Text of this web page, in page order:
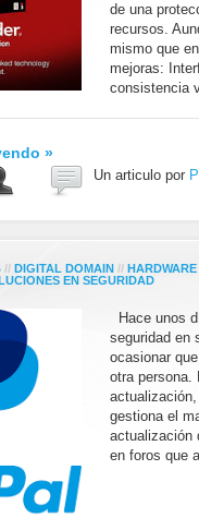
de una
recursos.
mismo que
mejoras:
consistencia
»
Un articulo por
// DIGITAL DOMAIN //
EN SEGURIDAD
Hace unos
seguridad en
ocasionar
otra persona.
gestiona el
actualización
en foros que